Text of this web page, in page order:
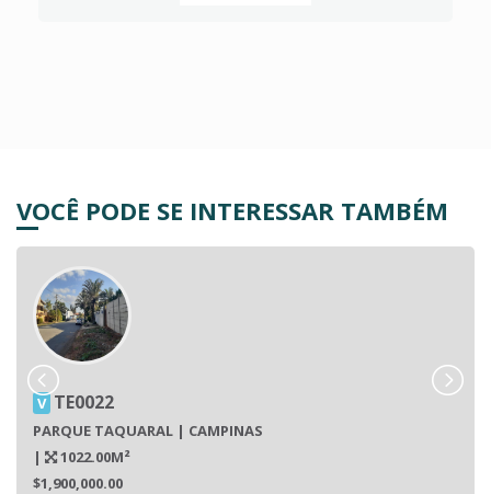
VOCÊ PODE SE INTERESSAR TAMBÉM
V TE0022
PARQUE TAQUARAL | CAMPINAS
|
1022.00M²
$1,900,000.00